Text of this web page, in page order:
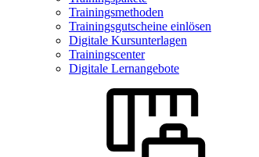
Trainingsmethoden
Trainingsgutscheine einlösen
Digitale Kursunterlagen
Trainingscenter
Digitale Lernangebote